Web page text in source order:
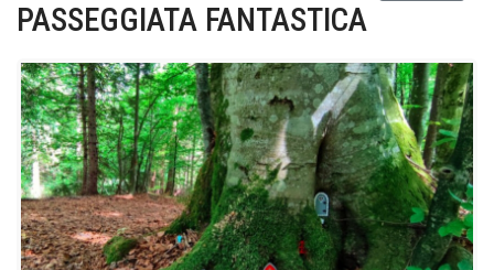
PASSEGGIATA FANTASTICA